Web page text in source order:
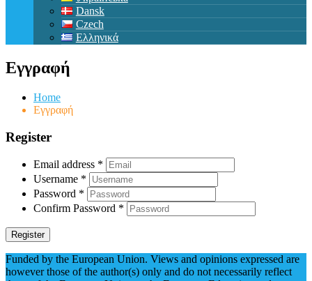
Dansk
Czech
Ελληνικά
Εγγραφή
Home
Εγγραφή
Register
Email address *
Username *
Password *
Confirm Password *
Register
Funded by the European Union. Views and opinions expressed are
however those of the author(s) only and do not necessarily reflect